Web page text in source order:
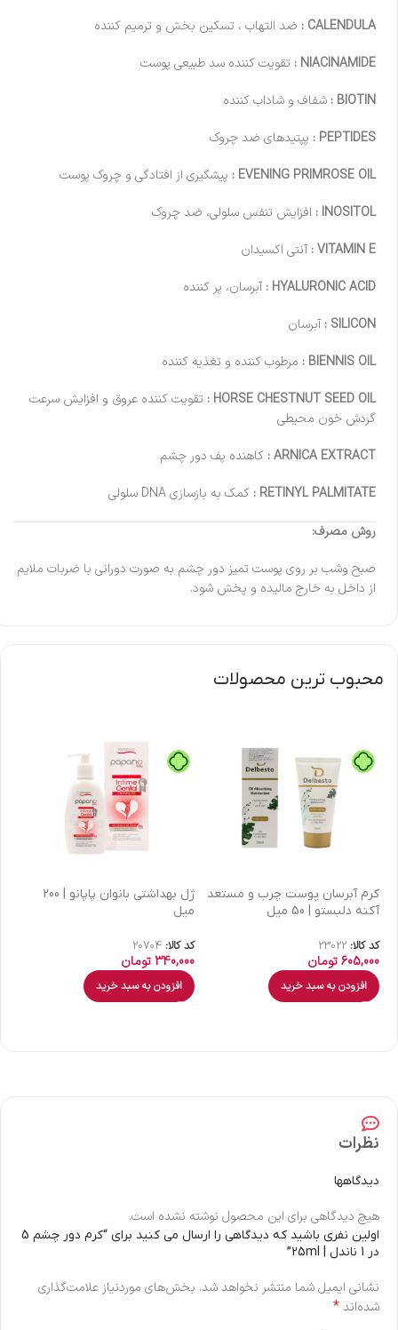
CALENDULA :
ضد التهاب ، تسکین بخش و ترمیم کننده
NIACINAMIDE :
تقویت کننده سد طبیعی پوست
BIOTIN : شفاف و شاداب کننده
PEPTIDES :
پپتیدهای ضد چروک
EVENING PRIMROSE OIL :
پیشگیری از افتادگی و چروک پوست
INOSITOL :
افزایش تنفس سلولی، ضد چروک
VITAMIN E : آنتی اکسیدان
HYALURONIC ACID : آبرسان، پر کننده
SILICON : آبرسان
BIENNIS OIL :
مرطوب کننده و تغذیه کننده
HORSE CHESTNUT SEED OIL :
تقویت کننده عروق و افزایش سرعت
گردش خون محیطی
ARNICA EXTRACT : کاهنده پف دور چشم
RETINYL PALMITATE : کمک به بازسازی DNA سلولی
روش مصرف:
صبح وشب بر روی پوست تمیز دور چشم به صورت دورانی با ضربات ملایم
از داخل به خارج مالیده و پخش شود.
محبوب ترین محصولات
كرم آبرسان پوست چرب و مستعد
آکنه دلبستو | 50 میل
کد کالا: 23022
605,000تومان
افزودن به سبد خرید
ژل بهداشتی بانوان پاپانو | 200
میل
کد کالا: 20704
340,000تومان
افزودن به سبد خرید
نظرات
دیدگاهها
هیچ دیدگاهی برای این محصول نوشته نشده است.
اولین نفری باشید که دیدگاهی را ارسال می کنید برای “کرم دور چشم 5
در 1 ناندل | 25ml”
نشانی ایمیل شما منتشر نخواهد شد. بخش‌های موردنیاز علامت‌گذاری
شده‌اند*